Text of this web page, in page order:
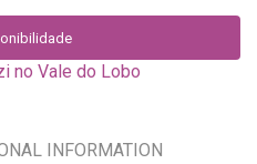
no Vale do Lobo
INFORMATION